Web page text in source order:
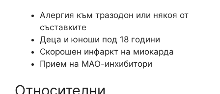
Алергия към тразодон или някоя от
съставките
Деца и юноши под 18 години
Скорошен инфаркт на миокарда
Прием на МАО-инхибитори
Относителни